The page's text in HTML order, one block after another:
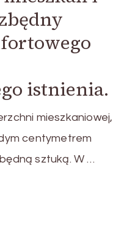
istnienia.
mieszkaniowej,
centymetrem
sztuką. W …